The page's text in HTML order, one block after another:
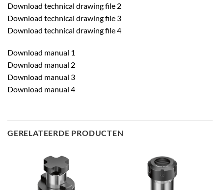
Download technical drawing file 2
Download technical drawing file 3
Download technical drawing file 4
Download manual 1
Download manual 2
Download manual 3
Download manual 4
GERELATEERDE PRODUCTEN